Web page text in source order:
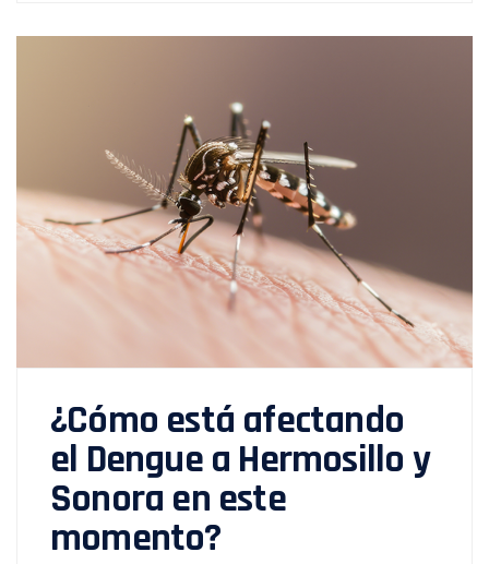
¿Cómo está afectando
el Dengue a Hermosillo y
Sonora en este
momento?